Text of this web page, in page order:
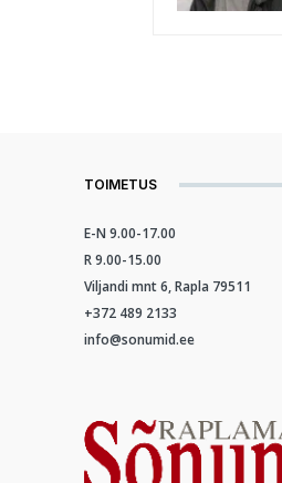
TOIMETUS
E-N 9.00-17.00
R 9.00-15.00
Viljandi mnt 6, Rapla 79511
+372 489 2133
info@sonumid.ee